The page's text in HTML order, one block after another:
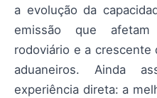
a evolução da
emissão que
rodoviário e a crescente
aduaneiros. Ainda
experiência direta: a